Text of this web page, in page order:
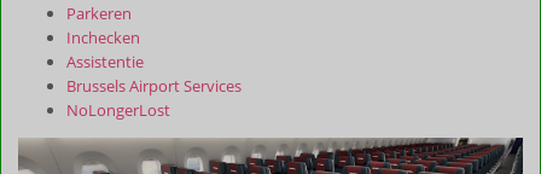
Parkeren
Inchecken
Assistentie
Brussels Airport Services
NoLongerLost